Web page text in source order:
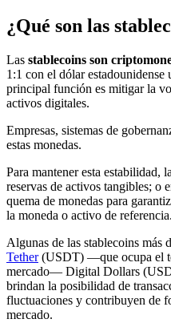
¿Qué son las
Las stablecoins son
1:1 con el dólar estadounidense
principal función es mitigar la
activos digitales.
Empresas, sistemas de
estas monedas.
Para mantener esta estabilidad,
reservas de activos tangibles; o
quema de monedas para
la moneda o activo de referencia.
Algunas de las stablecoins más
Tether(USDT) —que ocupa el
mercado— Digital Dollars
brindan la posibilidad de
fluctuaciones y contribuyen de
mercado.